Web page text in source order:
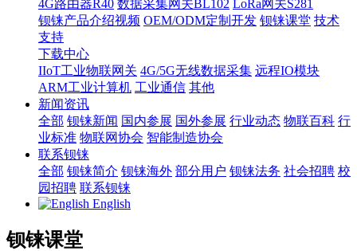
4G路由器R40 数据采集网关BL102 LoRa网关S281
钡铼产品介绍视频 OEM/ODM定制开发 钡铼课堂 技术
支持
下载中心
IIoT工业物联网关 4G/5G无线数据采集 远程IO模块
ARM工业计算机 工业通信 其他
新闻资讯
全部 钡铼新闻 国内参展 国外参展 行业动态 物联百科 行
业标准 物联网协会 智能制造协会
联系钡铼
全部 钡铼简介 钡铼海外 部分用户 钡铼法务 社会招聘 校
园招聘 联系钡铼
English
钡铼课堂